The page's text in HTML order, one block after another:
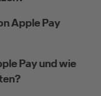
Apple Pay
Pay und wie